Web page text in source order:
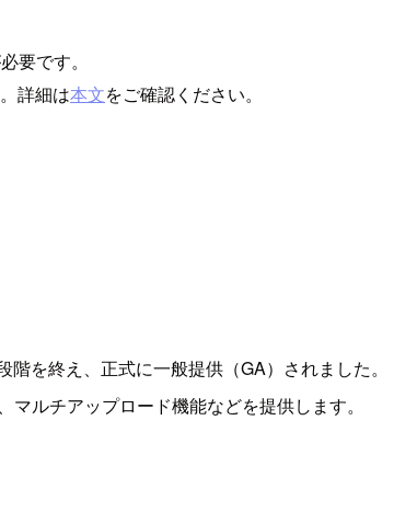
要です。
詳細は本文をご確認ください。
を終え、正式に一般提供（GA）されました。
ルチアップロード機能などを提供します。